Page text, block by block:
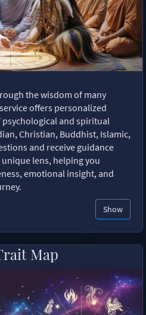
the wisdom of many
offers personalized
and spiritual
Christian, Buddhist, Islamic,
and receive guidance
lens, helping you
emotional insight, and
Show
Map